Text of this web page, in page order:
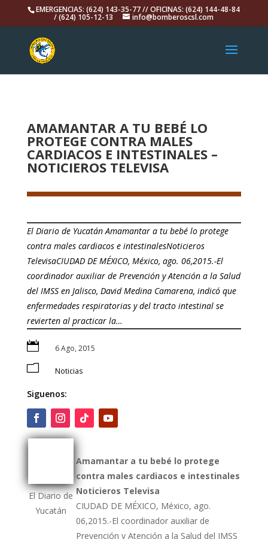
EMERGENCIAS: (624) 143-35-77 // OFICINAS: (624) 144-48-84
/ (624) 105-12-13 info@bomberoscsl.com
AMAMANTAR A TU BEBÉ LO
PROTEGE CONTRA MALES
CARDIACOS E INTESTINALES –
NOTICIEROS TELEVISA
El Diario de Yucatán Amamantar a tu bebé lo protege
contra males cardiacos e intestinalesNoticieros
TelevisaCIUDAD DE MÉXICO, México, ago. 06,2015.-El
coordinador auxiliar de Prevención y Atención a la Salud
del IMSS en Jalisco, David Medina Camarena, indicó que
enfermedades respiratorias y del tracto intestinal se
revierten al practicar la…
 6 Ago, 2015
m Noticias
Siguenos:
El Diario de
Yucatán
Amamantar a tu bebé lo protege
contra males cardiacos e intestinales
Noticieros Televisa
CIUDAD DE MÉXICO, México, ago.
06,2015.-El coordinador auxiliar de
Prevención y Atención a la Salud del IMSS